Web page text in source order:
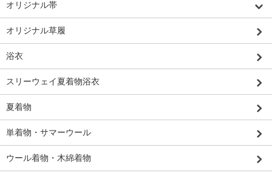
オリジナル帯
オリジナル草履
浴衣
スリーウェイ夏着物浴衣
夏着物
単着物・サマーウール
ウール着物・木綿着物